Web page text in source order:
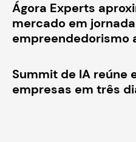
Ágora Experts
mercado em
empreendedorismo
Summit de IA reúne
empresas em três